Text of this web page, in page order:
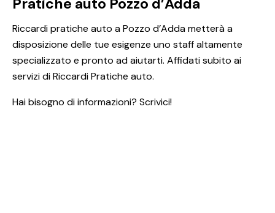
Pratiche auto Pozzo d’Adda
Riccardi pratiche auto a Pozzo d’Adda metterà a
disposizione delle tue esigenze uno staff altamente
specializzato e pronto ad aiutarti. Affidati subito ai
servizi di Riccardi Pratiche auto.
Hai bisogno di informazioni? Scrivici!